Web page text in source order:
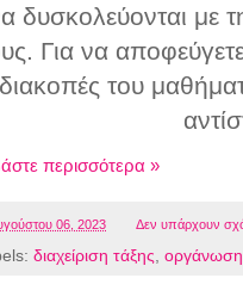
δυσκολεύονται με
Για να
διακοπές του
περισσότερα »
06, 2023 Δεν υπάρχουν
διαχείριση τάξης, οργάνωση